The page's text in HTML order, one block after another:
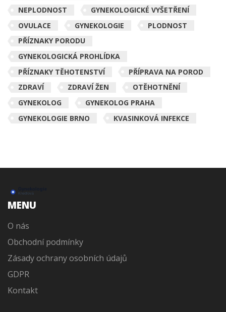
NEPLODNOST
GYNEKOLOGICKÉ VYŠETŘENÍ
OVULACE
GYNEKOLOGIE
PLODNOST
PŘÍZNAKY PORODU
GYNEKOLOGICKÁ PROHLÍDKA
PŘÍZNAKY TĚHOTENSTVÍ
PŘÍPRAVA NA POROD
ZDRAVÍ
ZDRAVÍ ŽEN
OTĚHOTNĚNÍ
GYNEKOLOG
GYNEKOLOG PRAHA
GYNEKOLOGIE BRNO
KVASINKOVÁ INFEKCE
MENU
O nás
Obchodní podmínky
Zásady ochrany osobních údajů
GDPR
Kontakt